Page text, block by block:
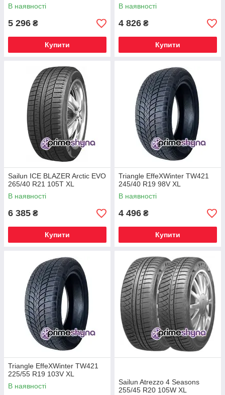
В наявності
5 296 ₴
Купити
В наявності
4 826 ₴
Купити
Sailun ICE BLAZER Arctic EVO
265/40 R21 105T XL
В наявності
6 385 ₴
Купити
Triangle EffeXWinter TW421
245/40 R19 98V XL
В наявності
4 496 ₴
Купити
Triangle EffeXWinter TW421
225/55 R19 103V XL
В наявності
Sailun Atrezzo 4 Seasons
255/45 R20 105W XL